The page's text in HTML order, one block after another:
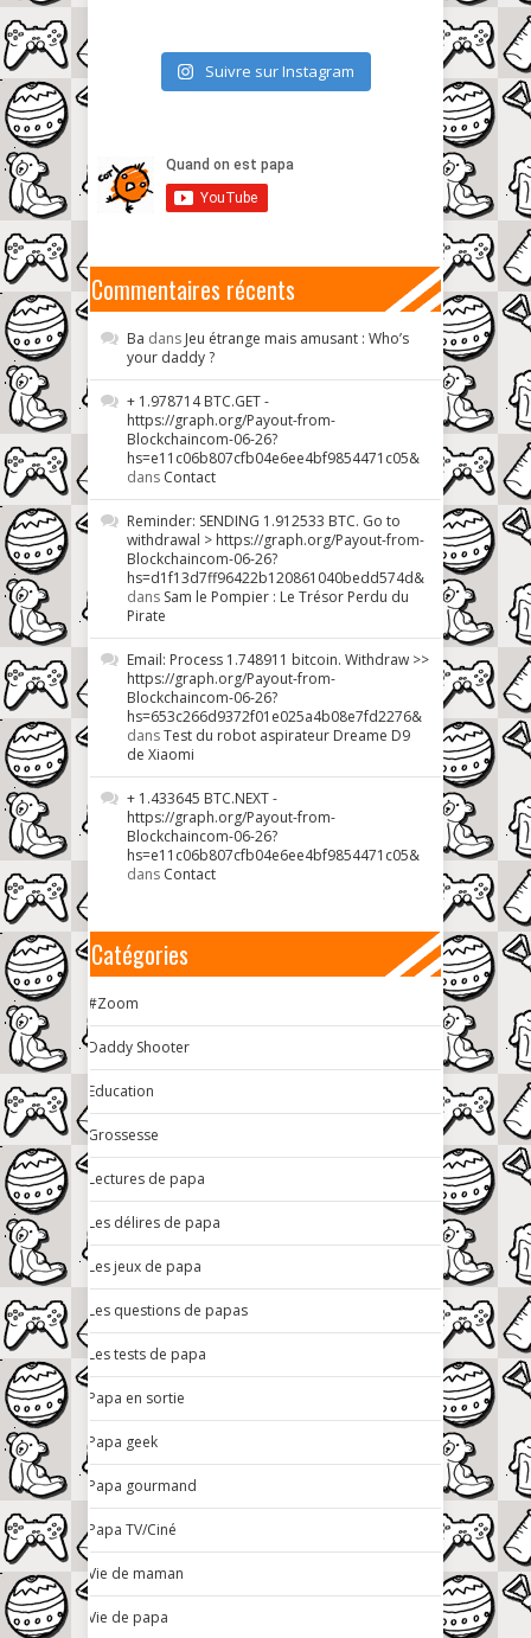
Suivre sur Instagram
Commentaires récents
Ba dans Jeu étrange mais amusant : Who’s
your daddy ?
+ 1.978714 BTC.GET -
https://graph.org/Payout-from-
Blockchaincom-06-26?
hs=e11c06b807cfb04e6ee4bf9854471c05&
dans Contact
Reminder: SENDING 1.912533 BTC. Go to
withdrawal > https://graph.org/Payout-from-
Blockchaincom-06-26?
hs=d1f13d7ff96422b120861040bedd574d&
dans Sam le Pompier : Le Trésor Perdu du
Pirate
Email: Process 1.748911 bitcoin. Withdraw >>
https://graph.org/Payout-from-
Blockchaincom-06-26?
hs=653c266d9372f01e025a4b08e7fd2276&
dansTest du robot aspirateur Dreame D9
de Xiaomi
+ 1.433645 BTC.NEXT -
https://graph.org/Payout-from-
Blockchaincom-06-26?
hs=e11c06b807cfb04e6ee4bf9854471c05&
dans Contact
Catégories
#Zoom
Daddy Shooter
Education
Grossesse
Lectures de papa
Les délires de papa
Les jeux de papa
Les questions de papas
Les tests de papa
Papa en sortie
Papa geek
Papa gourmand
Papa TV/Ciné
Vie de maman
Vie de papa